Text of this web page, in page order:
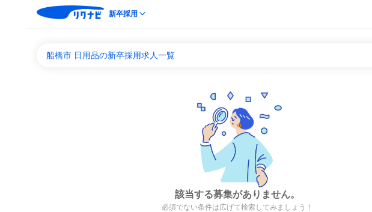
新卒採用
船橋市 日用品の新卒採用求人一覧
該当する募集がありません。
必須でない条件は広げて検索してみましょう！